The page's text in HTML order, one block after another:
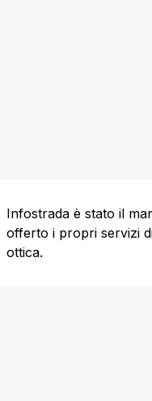
Infostrada è stato il
offerto i propri servizi
ottica.